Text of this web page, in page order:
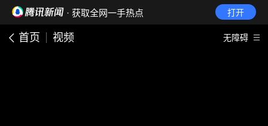
· 获取全网一手热点 打开
首页 视频 无障碍